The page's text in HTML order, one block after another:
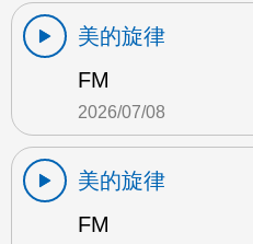
美的旋律
FM
2026/07/08
美的旋律
FM